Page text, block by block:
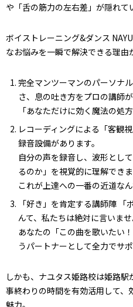
や「舌の筋力の左右差」が隠れて
ボイストレーニング&ダンス
なお悩みを一瞬で解決できる理由
完全マンツーマンのパーソナ
さ、息の吐き方をプロの講師
「あなただけに効く魔法の処
レコーディングによる「客観
録音設備があります。
自分の声を録音し、波形とし
るのか」を視覚的に理解できま
これが上達への一番の近道なん
「好き」を肯定する講師陣
んて、私たちは絶対に言いませ
あなたの「この曲を歌いたい
うパートナーとして全力でサ
しかも、ナユタス姫路校は姫路
事終わりの時間を有効活用して